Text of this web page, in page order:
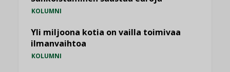
KOLUMNI
Yli miljoona kotia on vailla toimivaa
ilmanvaihtoa
KOLUMNI